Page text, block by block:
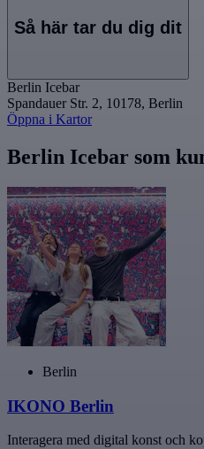
Så här tar du dig dit
Berlin Icebar
Spandauer Str. 2, 10178, Berlin
Öppna i Kartor
Berlin Icebar som
Berlin
IKONO Berlin
Interagera med digital konst och